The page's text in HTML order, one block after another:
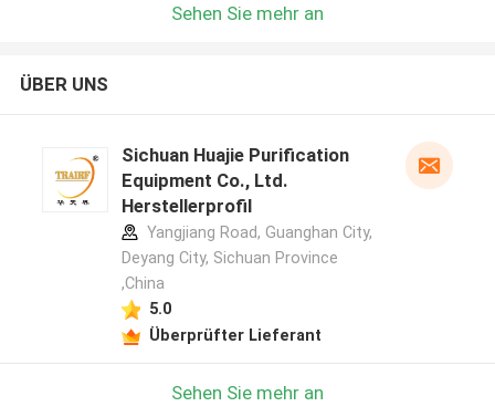
Sehen Sie mehr an
ÜBER UNS
Sichuan Huajie Purification
Equipment Co., Ltd.
Herstellerprofil
Yangjiang Road, Guanghan City,
Deyang City, Sichuan Province
,China
5.0
Überprüfter Lieferant
Sehen Sie mehr an